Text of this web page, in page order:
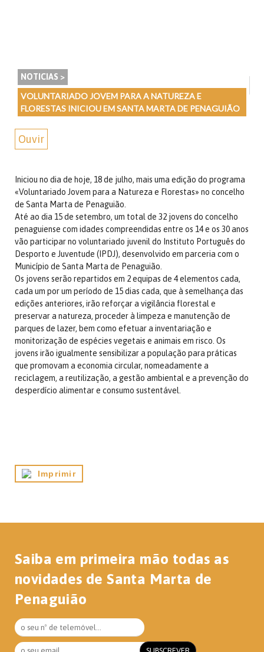
NOTICIAS >
VOLUNTARIADO JOVEM PARA A NATUREZA E
FLORESTAS INICIOU EM SANTA MARTA DE PENAGUIÃO
Ouvir
Iniciou no dia de hoje, 18 de julho, mais uma edição do programa
«Voluntariado Jovem para a Natureza e Florestas» no concelho
de Santa Marta de Penaguião.
Até ao dia 15 de setembro, um total de 32 jovens do concelho
penaguiense com idades compreendidas entre os 14 e os 30 anos
vão participar no voluntariado juvenil do Instituto Português do
Desporto e Juventude (IPDJ), desenvolvido em parceria com o
Município de Santa Marta de Penaguião.
Os jovens serão repartidos em 2 equipas de 4 elementos cada,
cada um por um período de 15 dias cada, que à semelhança das
edições anteriores, irão reforçar a vigilância florestal e
preservar a natureza, proceder à limpeza e manutenção de
parques de lazer, bem como efetuar a inventariação e
monitorização de espécies vegetais e animais em risco. Os
jovens irão igualmente sensibilizar a população para práticas
que promovam a economia circular, nomeadamente a
reciclagem, a reutilização, a gestão ambiental e a prevenção do
desperdício alimentar e consumo sustentável.
Imprimir
Saiba em primeira mão todas as
novidades de Santa Marta de
Penaguião